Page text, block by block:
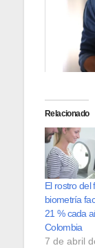
Relacionado
El rostro del
biometría
21 % cada
Colombia
7 de abril